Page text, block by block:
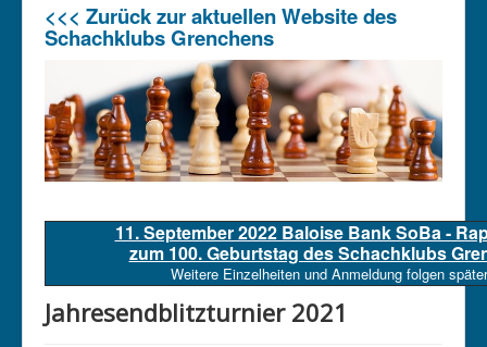
<<< Zurück zur aktuellen Website des
Schachklubs Grenchens
11. September 2022 Baloise Bank SoBa -
zum 100. Geburtstag des Schachklubs
Weitere Einzelheiten und Anmeldung folgen
Jahresendblitzturnier 2021